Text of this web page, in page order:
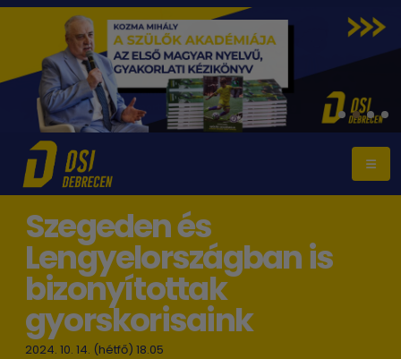
Szegeden és
Lengyelországban is
bizonyítottak
gyorskorisaink
2024. 10. 14. (hétfő) 18.05